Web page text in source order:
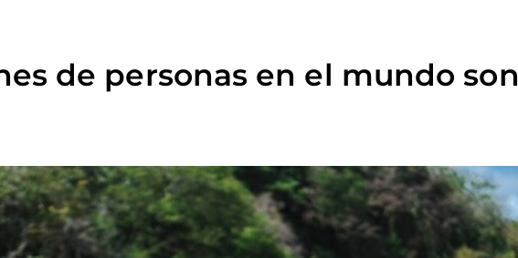
de personas en el mundo son